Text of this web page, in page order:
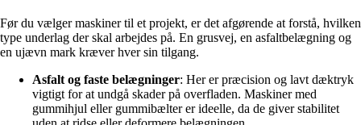
Før du vælger maskiner til et projekt, er det afgørende at forstå, hvilken
type underlag der skal arbejdes på. En grusvej, en asfaltbelægning og
en ujævn mark kræver hver sin tilgang.
Asfalt og faste belægninger: Her er præcision og lavt dæktryk
vigtigt for at undgå skader på overfladen. Maskiner med
gummihjul eller gummibælter er ideelle, da de giver stabilitet